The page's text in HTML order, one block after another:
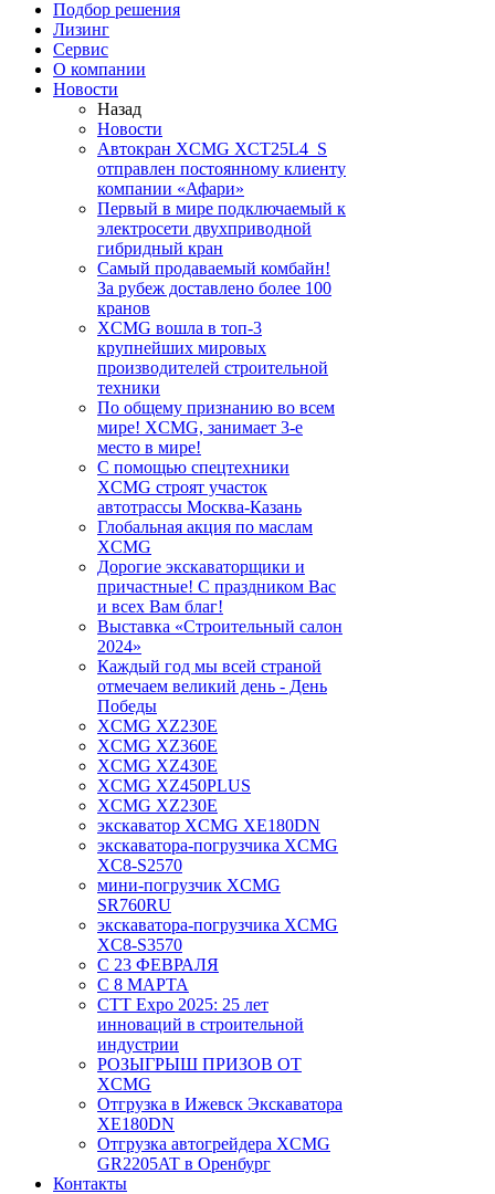
Подбор решения
Лизинг
Сервис
О компании
Новости
Назад
Новости
Автокран XCMG XCT25L4_S
отправлен постоянному клиенту
компании «Афари»
Первый в мире подключаемый к
электросети двухприводной
гибридный кран
Самый продаваемый комбайн!
За рубеж доставлено более 100
кранов
XCMG вошла в топ-3
крупнейших мировых
производителей строительной
техники
По общему признанию во всем
мире! XCMG, занимает 3-е
место в мире!
С помощью спецтехники
XCMG строят участок
автотрассы Москва-Казань
Глобальная акция по маслам
XCMG
Дорогие экскаваторщики и
причастные! С праздником Вас
и всех Вам благ!
Выставка «Строительный салон
2024»
Каждый год мы всей страной
отмечаем великий день - День
Победы
XCMG XZ230E
XCMG XZ360E
XCMG XZ430E
XCMG XZ450PLUS
XCMG XZ230E
экскаватор XCMG XE180DN
экскаватора-погрузчика XCMG
XC8-S2570
мини-погрузчик XCMG
SR760RU
экскаватора-погрузчика XCMG
XC8-S3570
С 23 ФЕВРАЛЯ
С 8 МАРТА
CTT Expo 2025: 25 лет
инноваций в строительной
индустрии
РОЗЫГРЫШ ПРИЗОВ ОТ
XCMG
Отгрузка в Ижевск Экскаватора
XE180DN
Отгрузка автогрейдера XCMG
GR2205AT в Оренбург
Контакты